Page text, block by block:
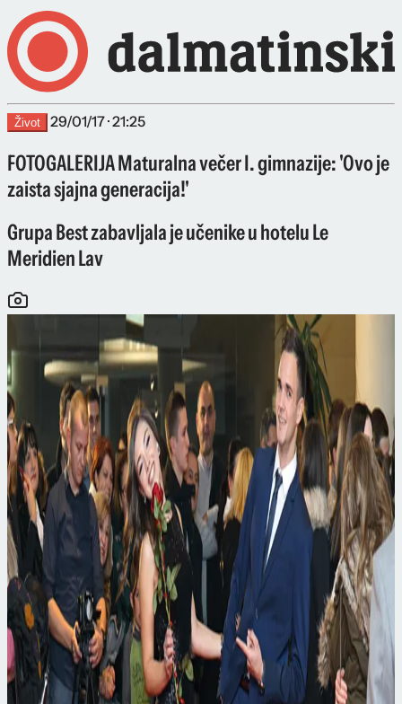
Život 29/01/17 · 21:25
FOTOGALERIJA Maturalna večer I. gimnazije: 'Ovo je
zaista sjajna generacija!'
Grupa Best zabavljala je učenike u hotelu Le
Meridien Lav